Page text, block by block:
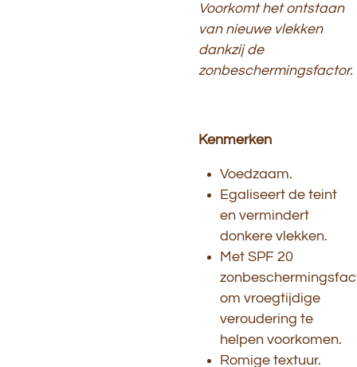
Voorkomt het ontstaan
van nieuwe vlekken
dankzij de
zonbeschermingsfactor.
Kenmerken
Voedzaam.
Egaliseert de teint
en vermindert
donkere vlekken.
Met SPF 20
om vroegtijdige
veroudering te
helpen voorkomen.
Romige textuur.